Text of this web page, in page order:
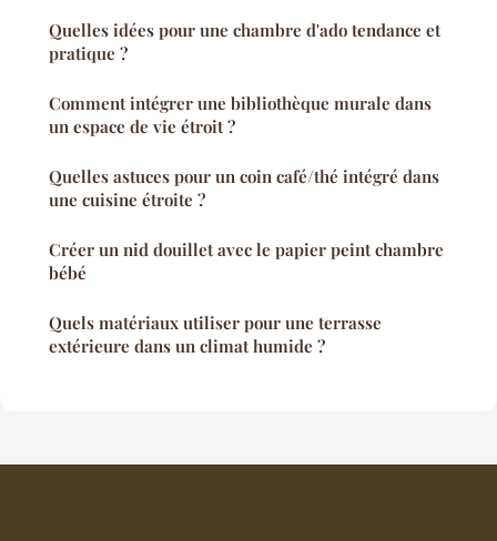
Quelles idées pour une chambre d'ado tendance et
pratique ?
Comment intégrer une bibliothèque murale dans
un espace de vie étroit ?
Quelles astuces pour un coin café/thé intégré dans
une cuisine étroite ?
Créer un nid douillet avec le papier peint chambre
bébé
Quels matériaux utiliser pour une terrasse
extérieure dans un climat humide ?